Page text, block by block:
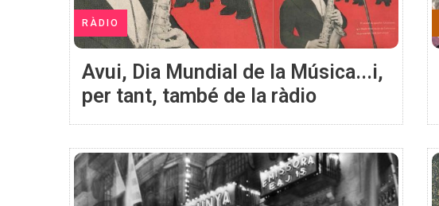
RÀDIO
Avui, Dia Mundial de la Música...i,
per tant, també de la ràdio